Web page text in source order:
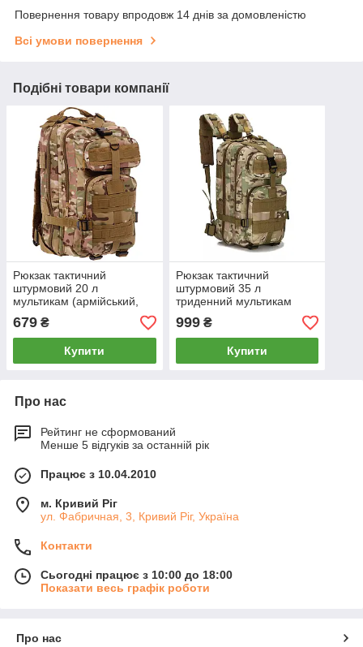
Повернення товару впродовж 14 днів за домовленістю
Всі умови повернення
Подібні товари компанії
Рюкзак тактичний
штурмовий 20 л
мультикам (армійський,
для ЗСУ)
679 ₴
Купити
Рюкзак тактичний
штурмовий 35 л
триденний мультикам
(армійський, для ЗСУ)
999₴
Купити
Про нас
Рейтинг не сформований
Менше 5 відгуків за останній рік
Працює з 10.04.2010
м. Кривий Ріг
ул. Фабричная, 3, Кривий Ріг, Україна
Контакти
Сьогодні працює з 10:00 до 18:00
Показати весь графік роботи
Про нас